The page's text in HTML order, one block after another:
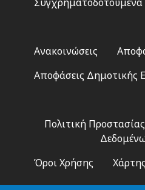
2
Ανακοινώσεις
Αποφάσεις Δημοτικής
Πολιτική
Όροι Χρήσης